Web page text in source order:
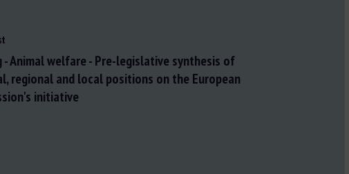
- Animal welfare - Pre-legislative synthesis of
regional and local positions on the European
initiative